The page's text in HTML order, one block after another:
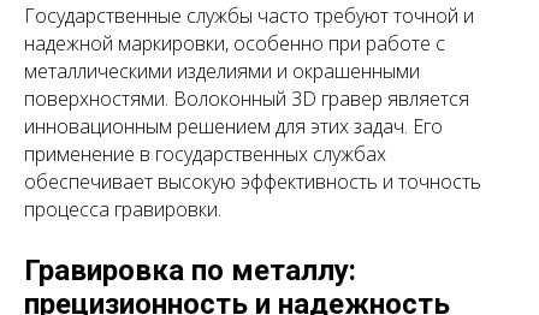
Государственные службы часто требуют точной и
надежной маркировки, особенно при работе с
металлическими изделиями и окрашенными
поверхностями. Волоконный 3D гравер является
инновационным решением для этих задач. Его
применение в государственных службах
обеспечивает высокую эффективность и точность
процесса гравировки.
Гравировка по металлу:
прецизионность и надежность